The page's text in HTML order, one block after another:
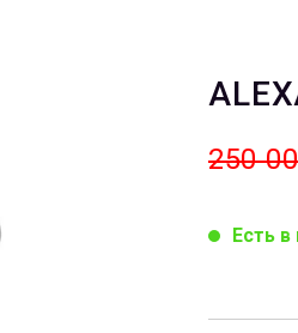
250
Есть в